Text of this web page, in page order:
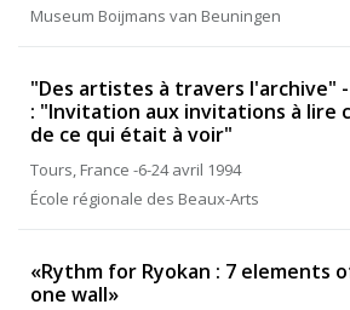
Museum Boijmans van Beuningen
"Des artistes à travers l'archive"
: "Invitation aux invitations à lire
de ce qui était à voir"
Tours, France -6-24 avril 1994
École régionale des Beaux-Arts
«Rythm for Ryokan : 7 elements
one wall»